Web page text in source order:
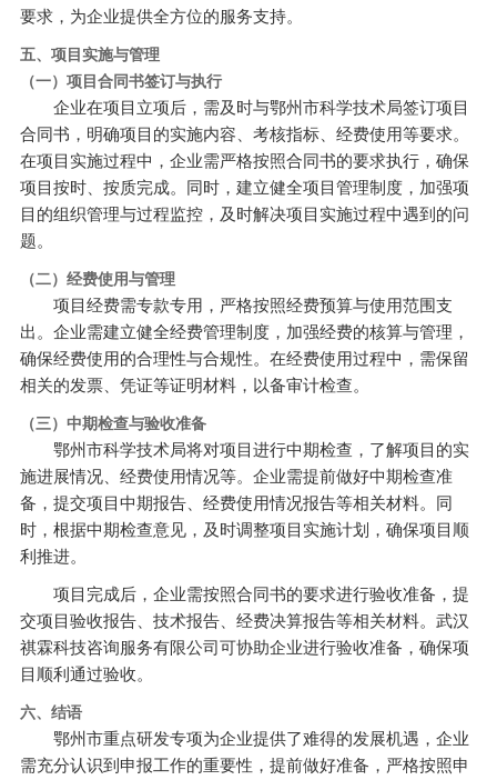
要求，为企业提供全方位的服务支持。
五、项目实施与管理
（一）项目合同书签订与执行
企业在项目立项后，需及时与鄂州市科学技术局签订项目
合同书，明确项目的实施内容、考核指标、经费使用等要求。
在项目实施过程中，企业需严格按照合同书的要求执行，确保
项目按时、按质完成。同时，建立健全项目管理制度，加强项
目的组织管理与过程监控，及时解决项目实施过程中遇到的问
题。
（二）经费使用与管理
项目经费需专款专用，严格按照经费预算与使用范围支
出。企业需建立健全经费管理制度，加强经费的核算与管理，
确保经费使用的合理性与合规性。在经费使用过程中，需保留
相关的发票、凭证等证明材料，以备审计检查。
（三）中期检查与验收准备
鄂州市科学技术局将对项目进行中期检查，了解项目的实
施进展情况、经费使用情况等。企业需提前做好中期检查准
备，提交项目中期报告、经费使用情况报告等相关材料。同
时，根据中期检查意见，及时调整项目实施计划，确保项目顺
利推进。
项目完成后，企业需按照合同书的要求进行验收准备，提
交项目验收报告、技术报告、经费决算报告等相关材料。武汉
祺霖科技咨询服务有限公司可协助企业进行验收准备，确保项
目顺利通过验收。
六、结语
鄂州市重点研发专项为企业提供了难得的发展机遇，企业
需充分认识到申报工作的重要性，提前做好准备，严格按照申